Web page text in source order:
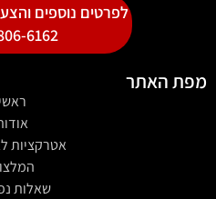
לפרטים נוספים
6162
מפת האתר
ראשי
אטרקציות
שאלות